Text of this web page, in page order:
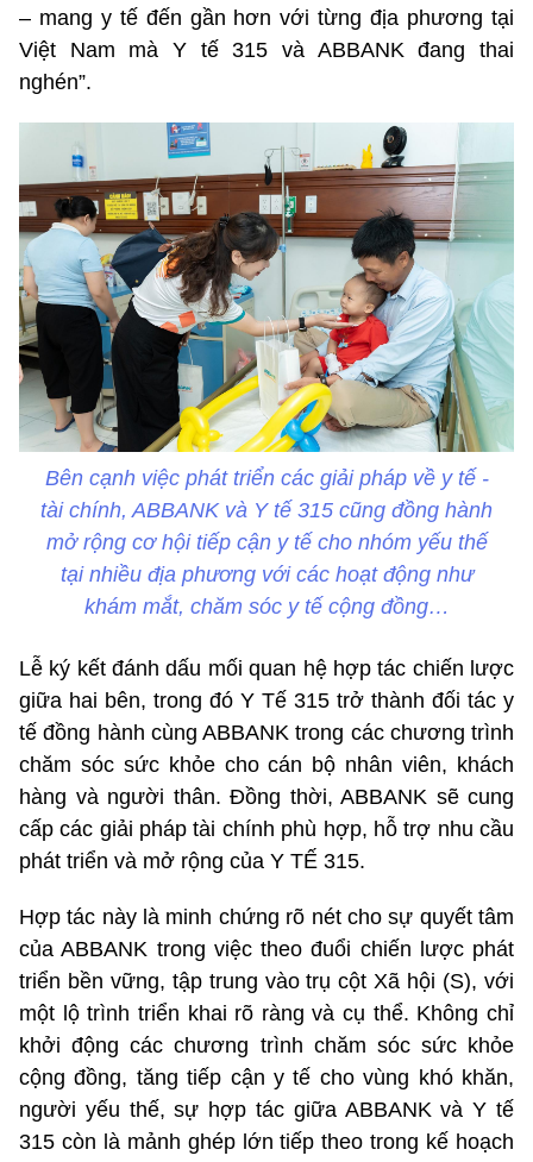
– mang y tế đến gần hơn với từng địa phương tại
Việt Nam mà Y tế 315 và ABBANK đang thai
nghén”.
Bên cạnh việc phát triển các giải pháp về y tế -
tài chính, ABBANK và Y tế 315 cũng đồng hành
mở rộng cơ hội tiếp cận y tế cho nhóm yếu thế
tại nhiều địa phương với các hoạt động như
khám mắt, chăm sóc y tế cộng đồng…
Lễ ký kết đánh dấu mối quan hệ hợp tác chiến lược
giữa hai bên, trong đó Y Tế 315 trở thành đối tác y
tế đồng hành cùng ABBANK trong các chương trình
chăm sóc sức khỏe cho cán bộ nhân viên, khách
hàng và người thân. Đồng thời, ABBANK sẽ cung
cấp các giải pháp tài chính phù hợp, hỗ trợ nhu cầu
phát triển và mở rộng của Y TẾ 315.
Hợp tác này là minh chứng rõ nét cho sự quyết tâm
của ABBANK trong việc theo đuổi chiến lược phát
triển bền vững, tập trung vào trụ cột Xã hội (S), với
một lộ trình triển khai rõ ràng và cụ thể. Không chỉ
khởi động các chương trình chăm sóc sức khỏe
cộng đồng, tăng tiếp cận y tế cho vùng khó khăn,
người yếu thế, sự hợp tác giữa ABBANK và Y tế
315 còn là mảnh ghép lớn tiếp theo trong kế hoạch